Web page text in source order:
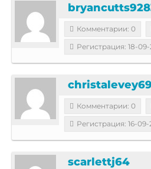
Комментарии: 0
Регистрация: 18-
Комментарии: 0
Регистрация: 16-09-
scarlettj64